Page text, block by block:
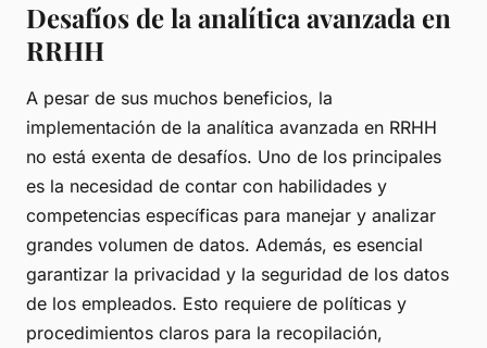
Desafíos de la analítica avanzada en
RRHH
A pesar de sus muchos beneficios, la
implementación de la analítica avanzada en RRHH
no está exenta de desafíos. Uno de los principales
es la necesidad de contar con habilidades y
competencias específicas para manejar y analizar
grandes volumen de datos. Además, es esencial
garantizar la privacidad y la seguridad de los datos
de los empleados. Esto requiere de políticas y
procedimientos claros para la recopilación,